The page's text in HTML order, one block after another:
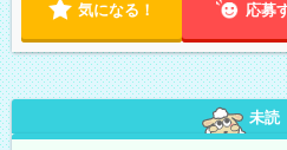
気になる！ 応募
未読